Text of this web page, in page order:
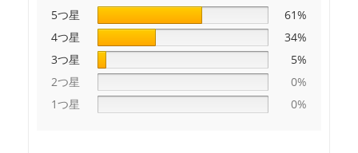
6.頻繁な性生活：女性がセックスする際、大陰唇
は外部からの摩擦や刺激を長時間受けるため、メ
ラニンの一部が徐々に沈着し、時間の経過ととも
にその色が徐々に濃くなる、これは女性の正常な
生理現象です。
7.そのほかは膣炎、薬の刺激、不適切なケア、不
く販売されていますが、弱酸性で膣内環境を損な
わないpH値4～5.5のものが最もおすすめです、ま
た植物エキスが配合されたソープなどを選ぶと安
心です。市販の石鹸やボディソープはアルカリ性
のものが多いので、女性には使わない方がよいで
しょう。
5つ星
61%
4つ星
34%
3つ星
5%
2つ星
0%
1つ星
0%